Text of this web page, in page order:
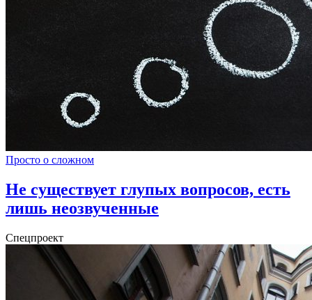
Просто о сложном
Не существует глупых вопросов, есть
лишь неозвученные
Спецпроект